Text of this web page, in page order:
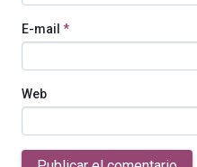
E-mail *
Web